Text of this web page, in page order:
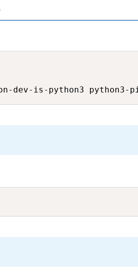
dev-is-python3